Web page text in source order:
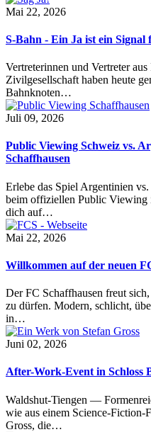
Mai 22, 2026
S-Bahn - Ein Ja ist ein
Vertreterinnen und Vertreter
Zivilgesellschaft haben heute
Bahnknoten…
Juli 09, 2026
Public Viewing Schweiz vs.
Schaffhausen
Erlebe das Spiel Argentinien
beim offiziellen Public Viewing
dich auf…
Mai 22, 2026
Willkommen auf der neuen
Der FC Schaffhausen freut
zu dürfen. Modern, schlicht,
in…
Juni 02, 2026
After-Work-Event in
Waldshut-Tiengen —
wie aus einem Science-
Gross, die…